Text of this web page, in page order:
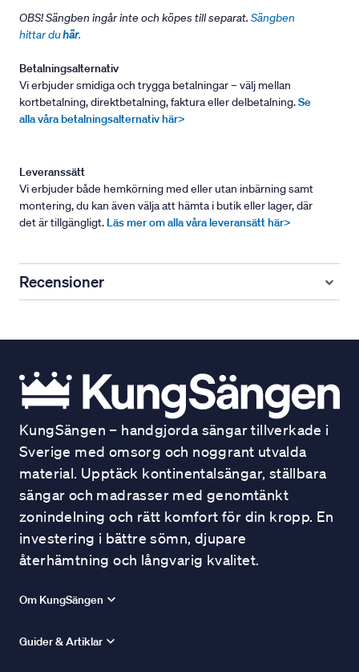
OBS! Sängben ingår inte och köpes till separat. Sängben
hittar duhär.
Betalningsalternativ
Vi erbjuder smidiga och trygga betalningar – välj mellan
kortbetalning, direktbetalning, faktura eller delbetalning.Se
alla våra betalningsalternativ här>
Leveranssätt
Vi erbjuder både hemkörning med eller utan inbärning samt
montering, du kan även välja att hämta i butik eller lager, där
det är tillgängligt. Läs mer om alla våra leveransätt här>
Recensioner
KungSängen – handgjorda sängar tillverkade i
Sverige med omsorg och noggrant utvalda
material. Upptäck kontinentalsängar, ställbara
sängar och madrasser med genomtänkt
zonindelning och rätt komfort för din kropp. En
investering i bättre sömn, djupare
återhämtning och långvarig kvalitet.
Om KungSängen
Guider & Artiklar